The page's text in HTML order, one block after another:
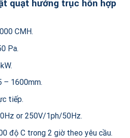
quạt hướng trục hỗn hợp
CMH.
Pa.
– 1600mm.
tiếp.
or 250V/1ph/50Hz.
độ C trong 2 giờ theo yêu cầu.